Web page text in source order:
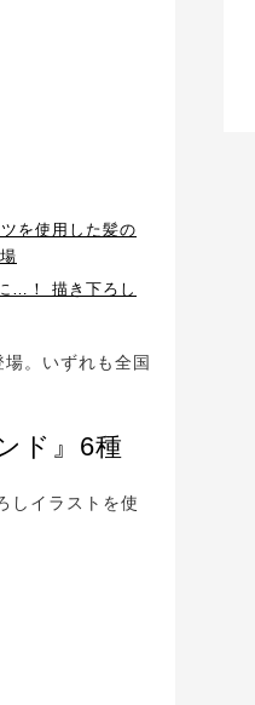
を使用した髪の
…！ 描き下ろし
。いずれも全国
ド』6種
しイラストを使